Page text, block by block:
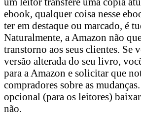
ebook, qualquer coisa nesse
ter em destaque ou marcado, é
Naturalmente, a Amazon não
transtorno aos seus clientes. Se
versão alterada do seu livro,
para a Amazon e solicitar que
compradores sobre as
opcional (para os leitores)
não.